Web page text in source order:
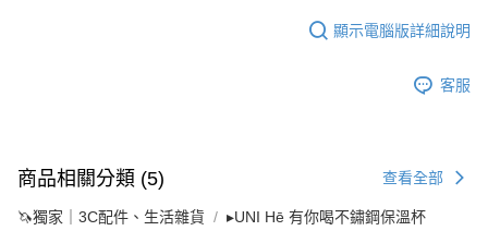
顯示電腦版詳細說明
客服
商品相關分類 (5) 查看全部
🦄獨家｜3C配件、生活雜貨 ▸UNI Hē 有你喝不鏽鋼保溫杯